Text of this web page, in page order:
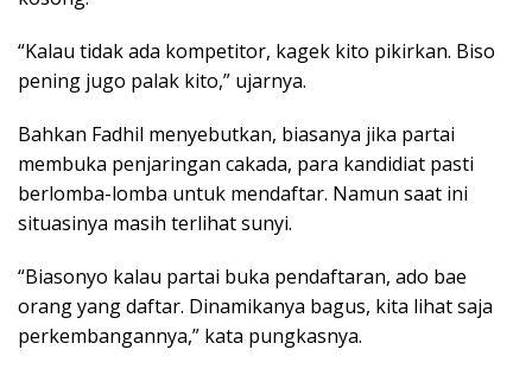
“Kalau tidak ada kompetitor, kagek kito pikirkan. Biso
pening jugo palak kito,” ujarnya.
Bahkan Fadhil menyebutkan, biasanya jika partai
membuka penjaringan cakada, para kandidiat pasti
berlomba-lomba untuk mendaftar. Namun saat ini
situasinya masih terlihat sunyi.
“Biasonyo kalau partai buka pendaftaran, ado bae
orang yang daftar. Dinamikanya bagus, kita lihat saja
perkembangannya,” kata pungkasnya.